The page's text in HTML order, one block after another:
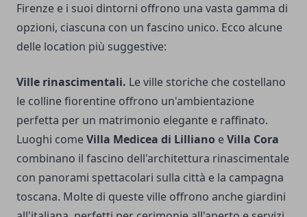
Firenze e i suoi dintorni offrono una vasta gamma di
opzioni, ciascuna con un fascino unico. Ecco alcune
delle location più suggestive:
Ville rinascimentali. Le ville storiche che costellano
le colline fiorentine offrono un'ambientazione
perfetta per un matrimonio elegante e raffinato.
Luoghi comeVilla Medicea di Lilliano eVilla Cora
combinano il fascino dell'architettura rinascimentale
con panorami spettacolari sulla città e la campagna
toscana. Molte di queste ville offrono anche giardini